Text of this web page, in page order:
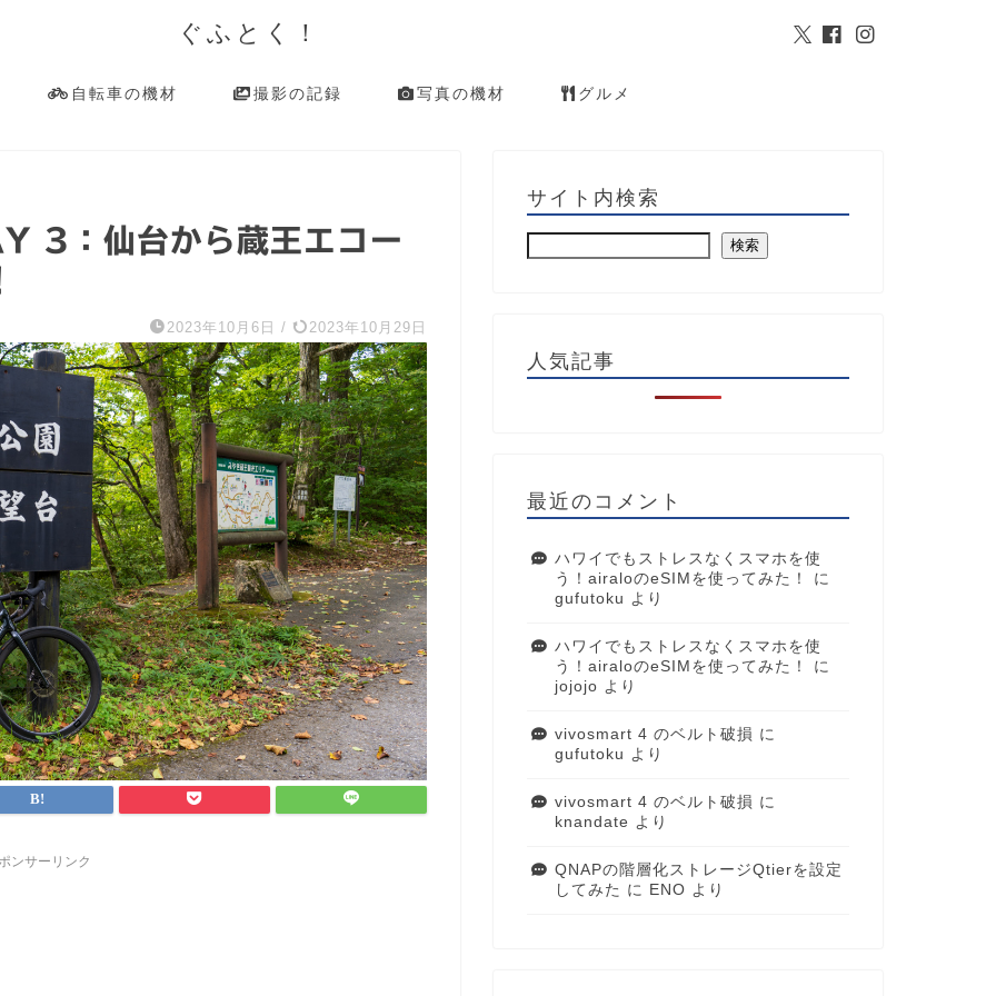
ぐふとく！
自転車の機材 撮影の記録 写真の機材 グルメ
3：仙台から蔵王エコー
2023年10月6日 / 2023年10月29日
ンサーリンク
サイト内検索
検索
人気記事
最近のコメント
ハワイでもストレスなくスマホを使
う！airaloのeSIMを使ってみた！
に
gufutoku より
ハワイでもストレスなくスマホを使
う！airaloのeSIMを使ってみた！
に
jojojo より
vivosmart 4 のベルト破損 に
gufutoku より
vivosmart 4 のベルト破損 に
knandate より
QNAPの階層化ストレージQtierを設定
してみた に ENO より